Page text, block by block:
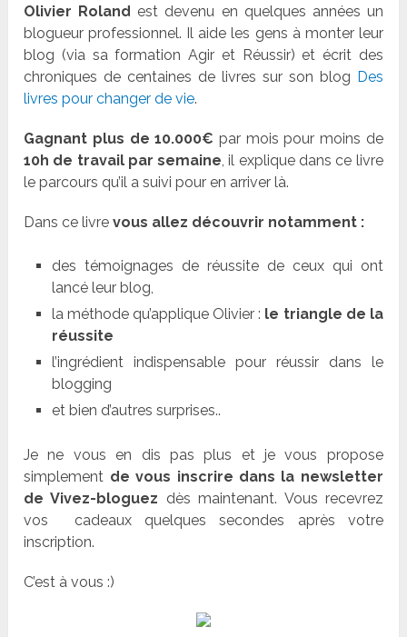
Olivier Roland est devenu en quelques années un
blogueur professionnel. Il aide les gens à monter leur
blog (via sa formation Agir et Réussir) et écrit des
chroniques de centaines de livres sur son blog Des
livres pour changer de vie.
Gagnant plus de 10.000€ par mois pour moins de
10h de travail par semaine, il explique dans ce livre
le parcours qu’il a suivi pour en arriver là.
Dans ce livrevous allez découvrir notamment :
des témoignages de réussite de ceux qui ont
lancé leur blog,
la méthode qu’applique Olivier : le triangle de la
réussite
l’ingrédient indispensable pour réussir dans le
blogging
et bien d’autres surprises..
Je ne vous en dis pas plus et je vous propose
simplement de vous inscrire dans la newsletter
de Vivez-bloguez dès maintenant. Vous recevrez
vos cadeaux quelques secondes après votre
inscription.
C’est à vous :)